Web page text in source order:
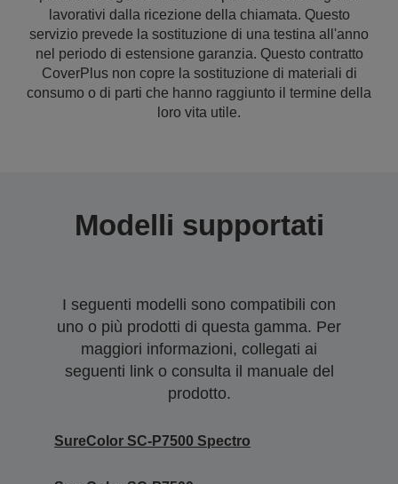
lavorativi dalla ricezione della chiamata. Questo
servizio prevede la sostituzione di una testina all'anno
nel periodo di estensione garanzia. Questo contratto
CoverPlus non copre la sostituzione di materiali di
consumo o di parti che hanno raggiunto il termine della
loro vita utile.
Modelli supportati
I seguenti modelli sono compatibili con
uno o più prodotti di questa gamma. Per
maggiori informazioni, collegati ai
seguenti link o consulta il manuale del
prodotto.
SureColor SC-P7500 Spectro